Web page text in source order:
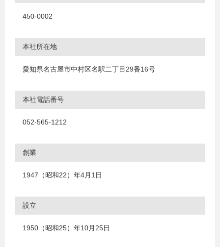
450-0002
本社所在地
愛知県名古屋市中村区名駅二丁目29番16号
本社電話番号
052-565-1212
創業
1947（昭和22）年4月1日
設立
1950（昭和25）年10月25日